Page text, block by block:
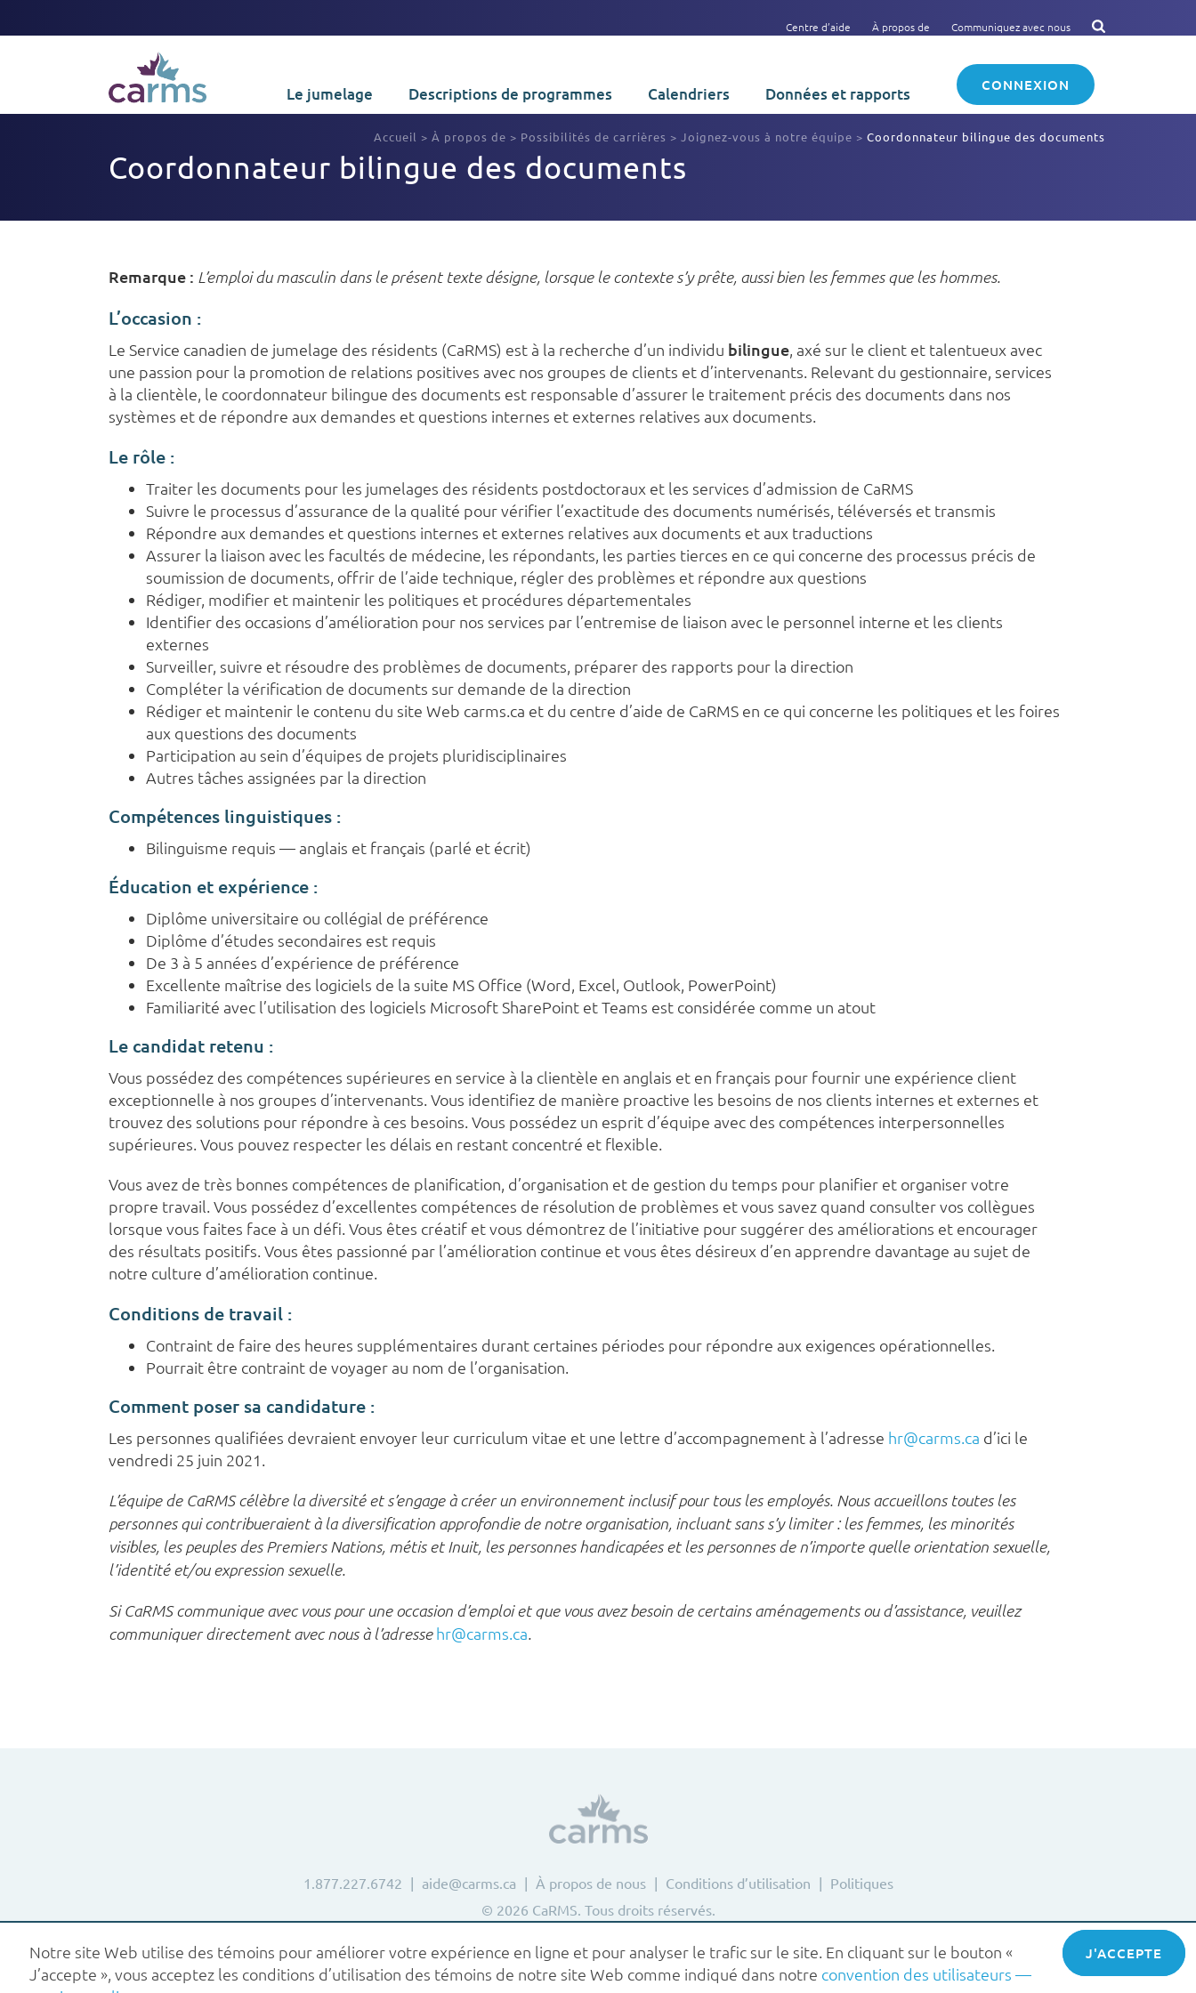
Centre d’aide À propos de Communiquez avec nous
Le jumelage Descriptions de programmes Calendriers Données et rapports CONNEXION
Accueil > À propos de > Possibilités de carrières > Joignez-vous à notre équipe > Coordonnateur bilingue des documents
Coordonnateur bilingue des documents
Remarque : L’emploi du masculin dans le présent texte désigne, lorsque le contexte s’y prête, aussi bien les femmes que les hommes.
L’occasion :
Le Service canadien de jumelage des résidents (CaRMS) est à la recherche d’un individu bilingue, axé sur le client et talentueux avec
une passion pour la promotion de relations positives avec nos groupes de clients et d’intervenants. Relevant du gestionnaire, services
à la clientèle, le coordonnateur bilingue des documents est responsable d’assurer le traitement précis des documents dans nos
systèmes et de répondre aux demandes et questions internes et externes relatives aux documents.
Le rôle :
Traiter les documents pour les jumelages des résidents postdoctoraux et les services d’admission de CaRMS
Suivre le processus d’assurance de la qualité pour vérifier l’exactitude des documents numérisés, téléversés et transmis
Répondre aux demandes et questions internes et externes relatives aux documents et aux traductions
Assurer la liaison avec les facultés de médecine, les répondants, les parties tierces en ce qui concerne des processus précis de
soumission de documents, offrir de l’aide technique, régler des problèmes et répondre aux questions
Rédiger, modifier et maintenir les politiques et procédures départementales
Identifier des occasions d’amélioration pour nos services par l’entremise de liaison avec le personnel interne et les clients
externes
Surveiller, suivre et résoudre des problèmes de documents, préparer des rapports pour la direction
Compléter la vérification de documents sur demande de la direction
Rédiger et maintenir le contenu du site Web carms.ca et du centre d’aide de CaRMS en ce qui concerne les politiques et les foires
aux questions des documents
Participation au sein d’équipes de projets pluridisciplinaires
Autres tâches assignées par la direction
Compétences linguistiques :
Bilinguisme requis — anglais et français (parlé et écrit)
Éducation et expérience :
Diplôme universitaire ou collégial de préférence
Diplôme d’études secondaires est requis
De 3 à 5 années d’expérience de préférence
Excellente maîtrise des logiciels de la suite MS Office (Word, Excel, Outlook, PowerPoint)
Familiarité avec l’utilisation des logiciels Microsoft SharePoint et Teams est considérée comme un atout
Le candidat retenu :
Vous possédez des compétences supérieures en service à la clientèle en anglais et en français pour fournir une expérience client
exceptionnelle à nos groupes d’intervenants. Vous identifiez de manière proactive les besoins de nos clients internes et externes et
trouvez des solutions pour répondre à ces besoins. Vous possédez un esprit d’équipe avec des compétences interpersonnelles
supérieures. Vous pouvez respecter les délais en restant concentré et flexible.
Vous avez de très bonnes compétences de planification, d’organisation et de gestion du temps pour planifier et organiser votre
propre travail. Vous possédez d’excellentes compétences de résolution de problèmes et vous savez quand consulter vos collègues
lorsque vous faites face à un défi. Vous êtes créatif et vous démontrez de l’initiative pour suggérer des améliorations et encourager
des résultats positifs. Vous êtes passionné par l’amélioration continue et vous êtes désireux d’en apprendre davantage au sujet de
notre culture d’amélioration continue.
Conditions de travail :
Contraint de faire des heures supplémentaires durant certaines périodes pour répondre aux exigences opérationnelles.
Pourrait être contraint de voyager au nom de l’organisation.
Comment poser sa candidature :
Les personnes qualifiées devraient envoyer leur curriculum vitae et une lettre d’accompagnement à l’adresse hr@carms.ca d’ici le
vendredi 25 juin 2021.
L’équipe de CaRMS célèbre la diversité et s’engage à créer un environnement inclusif pour tous les employés. Nous accueillons toutes les
personnes qui contribueraient à la diversification approfondie de notre organisation, incluant sans s’y limiter : les femmes, les minorités
visibles, les peuples des Premiers Nations, métis et Inuit, les personnes handicapées et les personnes de n’importe quelle orientation sexuelle,
l’identité et/ou expression sexuelle.
Si CaRMS communique avec vous pour une occasion d’emploi et que vous avez besoin de certains aménagements ou d’assistance, veuillez
communiquer directement avec nous à l’adressehr@carms.ca.
1.877.227.6742 aide@carms.ca À propos de nous Conditions d’utilisation
Politiques
© 2026 CaRMS. Tous droits réservés.
Notre site Web utilise des témoins pour améliorer votre expérience en ligne et pour analyser le trafic sur le site. En cliquant sur le bouton «
J’accepte », vous acceptez les conditions d’utilisation des témoins de notre site Web comme indiqué dans notre convention des utilisateurs —
ACCEPT